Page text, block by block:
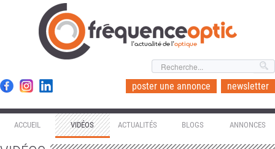
l'actualité de l'optique
poster une annonce newsletter
ACCUEIL VIDÉOS ACTUALITÉS BLOGS ANNONCES